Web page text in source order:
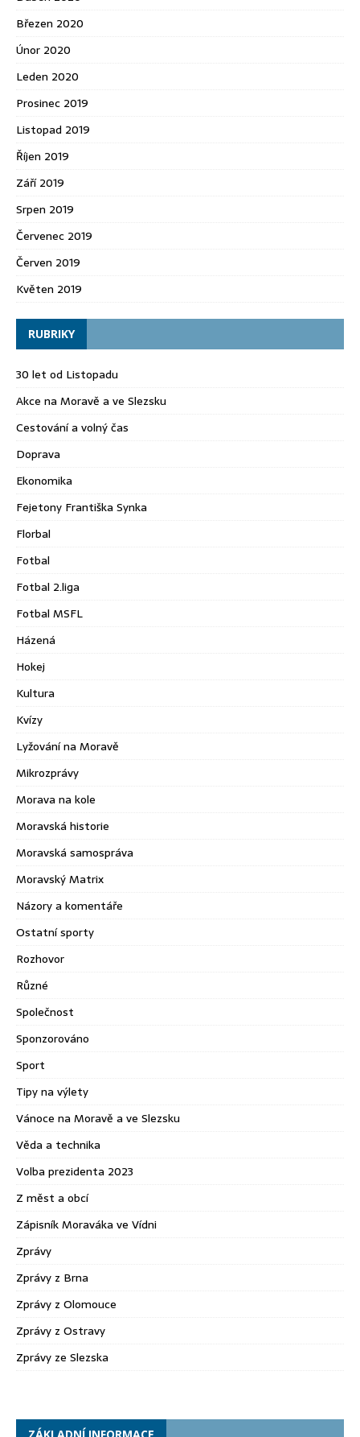
Březen 2020
Únor 2020
Leden 2020
Prosinec 2019
Listopad 2019
Říjen 2019
Září 2019
Srpen 2019
Červenec 2019
Červen 2019
Květen 2019
RUBRIKY
30 let od Listopadu
Akce na Moravě a ve Slezsku
Cestování a volný čas
Doprava
Ekonomika
Fejetony Františka Synka
Florbal
Fotbal
Fotbal 2.liga
Fotbal MSFL
Házená
Hokej
Kultura
Kvízy
Lyžování na Moravě
Mikrozprávy
Morava na kole
Moravská historie
Moravská samospráva
Moravský Matrix
Názory a komentáře
Ostatní sporty
Rozhovor
Různé
Společnost
Sponzorováno
Sport
Tipy na výlety
Vánoce na Moravě a ve Slezsku
Věda a technika
Volba prezidenta 2023
Z měst a obcí
Zápisník Moraváka ve Vídni
Zprávy
Zprávy z Brna
Zprávy z Olomouce
Zprávy z Ostravy
Zprávy ze Slezska